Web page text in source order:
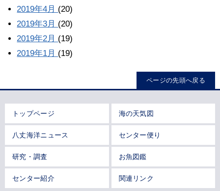
2019年4月 (20)
2019年3月 (20)
2019年2月 (19)
2019年1月 (19)
ページの先頭へ戻る
トップページ 海の天気図
八丈海洋ニュース センター便り
研究・調査 お魚図鑑
センター紹介 関連リンク